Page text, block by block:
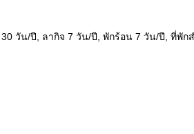
วัน/ปี, ลากิจ 7 วัน/ปี, พักร้อน 7 วัน/ปี, ที่พัก